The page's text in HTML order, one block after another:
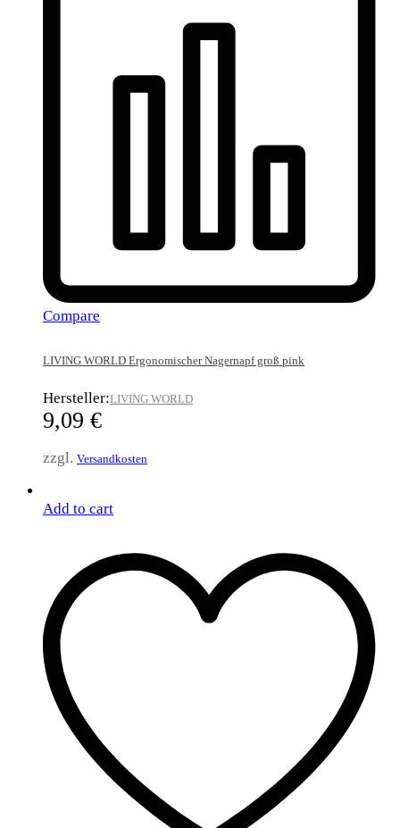
Compare
LIVING WORLD Ergonomischer Nagernapf groß pink
Hersteller:LIVING WORLD
9,09 €
zzgl. Versandkosten
Add to cart